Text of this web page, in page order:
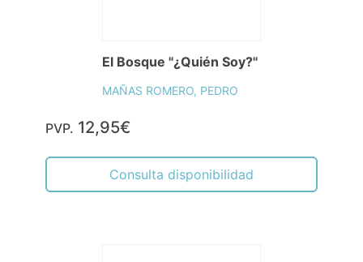
El Bosque "¿Quién Soy?"
MAÑAS ROMERO, PEDRO
PVP. 12,95€
Consulta disponibilidad